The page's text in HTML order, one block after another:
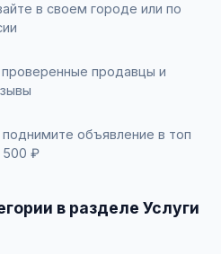
в своем городе или по
продавцы и
объявление в топ
500 ₽
в разделе Услуги